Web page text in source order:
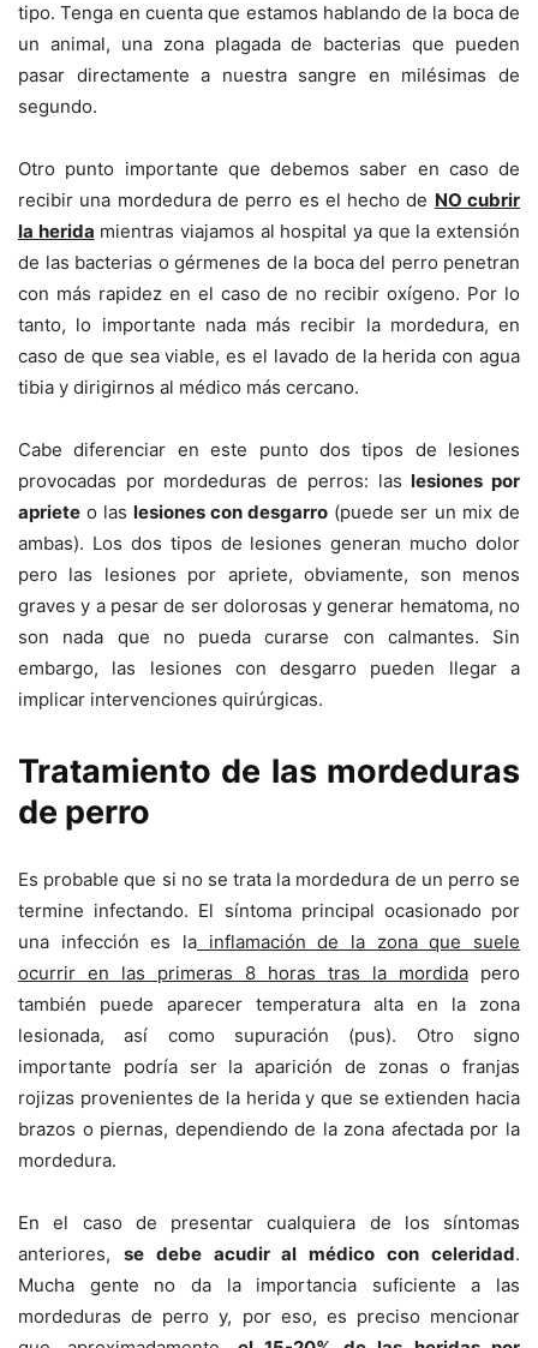
tipo. Tenga en cuenta que estamos hablando de la boca de
un animal, una zona plagada de bacterias que pueden
pasar directamente a nuestra sangre en milésimas de
segundo.
Otro punto importante que debemos saber en caso de
recibir una mordedura de perro es el hecho de NO cubrir
la herida mientras viajamos al hospital ya que la extensión
de las bacterias o gérmenes de la boca del perro penetran
con más rapidez en el caso de no recibir oxígeno. Por lo
tanto, lo importante nada más recibir la mordedura, en
caso de que sea viable, es el lavado de la herida con agua
tibia y dirigirnos al médico más cercano.
Cabe diferenciar en este punto dos tipos de lesiones
provocadas por mordeduras de perros: laslesiones por
apriete o las lesiones con desgarro (puede ser un mix de
ambas). Los dos tipos de lesiones generan mucho dolor
pero las lesiones por apriete, obviamente, son menos
graves y a pesar de ser dolorosas y generar hematoma, no
son nada que no pueda curarse con calmantes. Sin
embargo, las lesiones con desgarro pueden llegar a
implicar intervenciones quirúrgicas.
Tratamiento de las mordeduras
de perro
Es probable que si no se trata la mordedura de un perro se
termine infectando. El síntoma principal ocasionado por
una infección es la inflamación de la zona que suele
ocurrir en las primeras 8 horas tras la mordida pero
también puede aparecer temperatura alta en la zona
lesionada, así como supuración (pus). Otro signo
importante podría ser la aparición de zonas o franjas
rojizas provenientes de la herida y que se extienden hacia
brazos o piernas, dependiendo de la zona afectada por la
mordedura.
En el caso de presentar cualquiera de los síntomas
anteriores, se debe acudir al médico con celeridad.
Mucha gente no da la importancia suficiente a las
mordeduras de perro y, por eso, es preciso mencionar